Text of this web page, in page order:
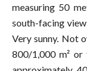
measuring 50
south-facing
Very sunny. Not
800/1,000 m²